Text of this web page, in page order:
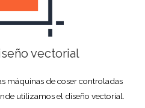
vectorial
máquinas de coser controladas
utilizamos el diseño vectorial.